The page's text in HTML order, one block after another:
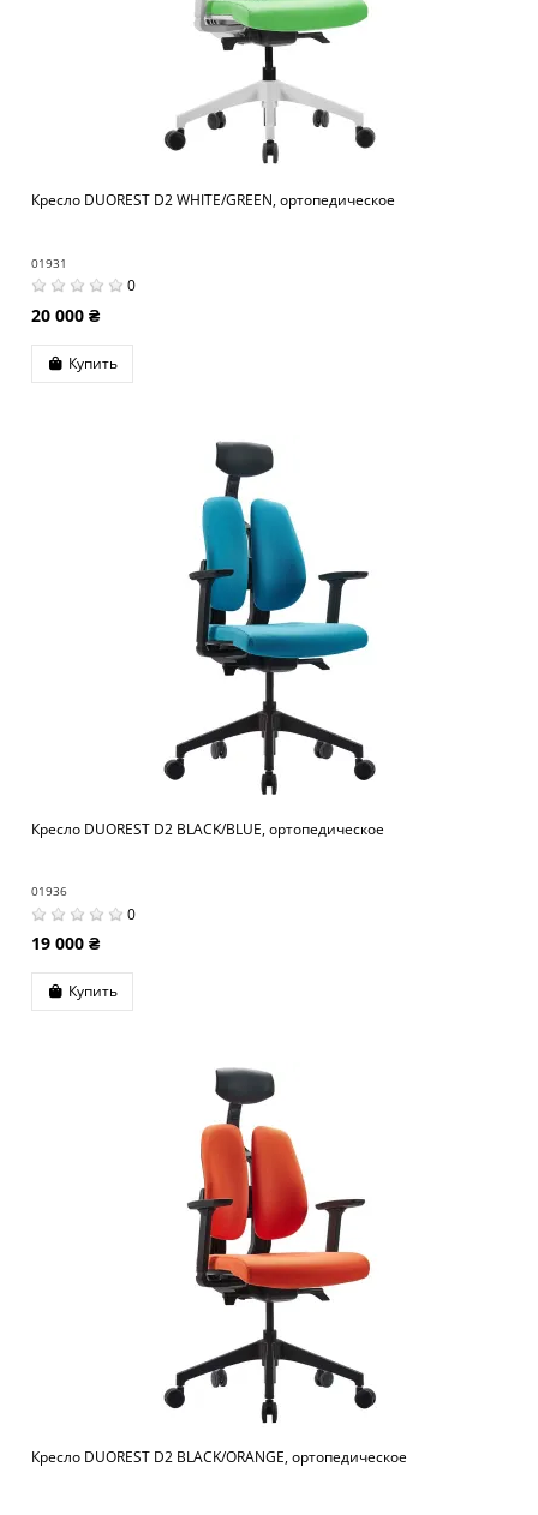
Кресло DUOREST D2 WHITE/GREEN, ортопедическое
01931
0
20 000 ₴
Купить
Кресло DUOREST D2 BLACK/BLUE, ортопедическое
01936
0
19 000 ₴
Купить
Кресло DUOREST D2 BLACK/ORANGE, ортопедическое